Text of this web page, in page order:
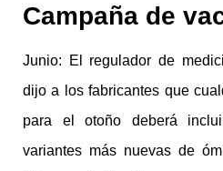
Campaña de
Junio: El regulador de
dijo a los fabricantes que
para el otoño deberá
variantes más nuevas de